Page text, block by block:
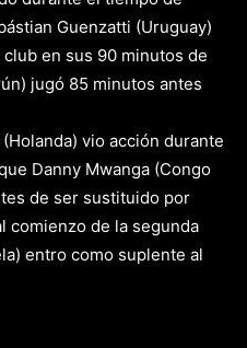
Guenzatti (Uruguay)
en sus 90 minutos de
jugó 85 minutos antes
vio acción durante
Danny Mwanga (Congo
de ser sustituido por
comienzo de la segunda
entro como suplente al